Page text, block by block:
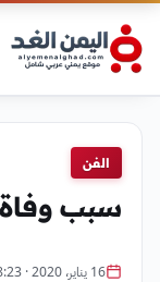
الفن
سبب
16 يناير، 2020 · 8:23 مساءً